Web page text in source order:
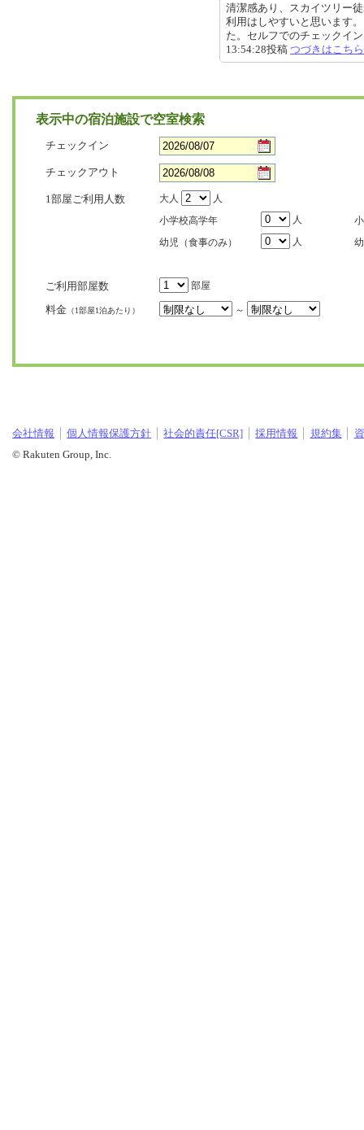
清潔感あり、スカイツリー
利用はしやすいと思います
た。セルフでのチェックイ
13:54:28投稿 つづきはこちら
表示中の宿泊施設で空室検索
チェックイン
チェックアウト
1部屋ご利用人数 大人
人
小学校高学年
人
幼児（食事のみ）
人
ご利用部屋数 部屋
料金 （1部屋1泊あたり） ～
会社情報 個人情報保護方針 社会的責任[CSR] 採用情報 規約集
© Rakuten Group, Inc.